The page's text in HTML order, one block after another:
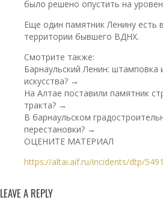
было решено опустить на
Еще один памятник Ленину есть
территории бывшего ВДНХ.
Смотрите также:
Барнаульский Ленин: штамповка
искусства? →
На Алтае поставили памятник
тракта? →
В барнаульском
перестановки? →
ОЦЕНИТЕ МАТЕРИАЛ
https://altai.aif.ru/incidents/dtp/
LEAVE A REPLY